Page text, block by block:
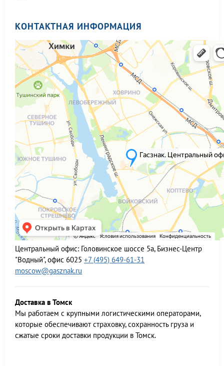
КОНТАКТНАЯ ИНФОРМАЦИЯ
Центральный офис: Головинское шоссе 5а, Бизнес-Центр
"Водный", офис 6025 +7 (495) 649-61-31
moscow@gasznak.ru
Доставка в Томск
Мы работаем c крупными логистическими операторами,
которые обеспечивают страховку, сохранность груза и
сжатые сроки доставки продукции в Томск.